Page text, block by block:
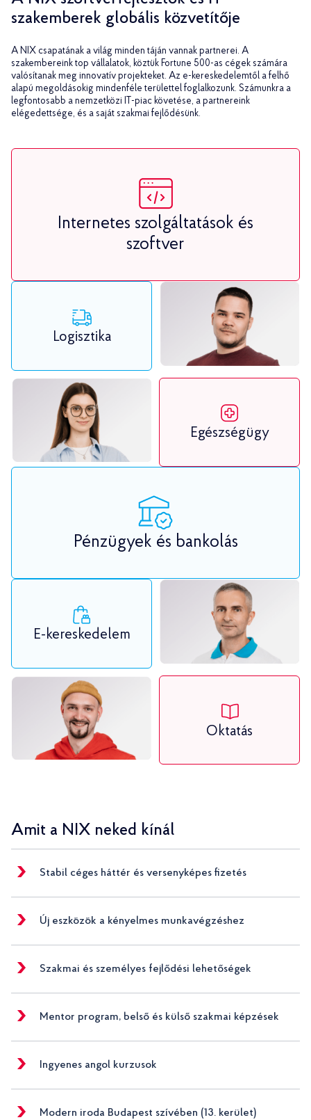
szakemberek globális közvetítője
A NIX csapatának a világ minden táján vannak partnerei. A
szakembereink top vállalatok, köztük Fortune 500-as cégek számára
valósítanak meg innovatív projekteket. Az e-kereskedelemtől a felhő
alapú megoldásokig mindenféle területtel foglalkozunk. Számunkra a
legfontosabb a nemzetközi IT-piac követése, a partnereink
elégedettsége, és a saját szakmai fejlődésünk.
Internetes szolgáltatások és
szoftver
Logisztika
Egészségügy
E-kereskedelem
Oktatás
Pénzügyek és bankolás
Amit a NIX neked kínál
Stabil céges háttér és versenyképes fizetés
Új eszközök a kényelmes munkavégzéshez
Szakmai és személyes fejlődési lehetőségek
Mentor program, belső és külső szakmai képzések
Ingyenes angol kurzusok
Modern iroda Budapest szívében (13. kerület)